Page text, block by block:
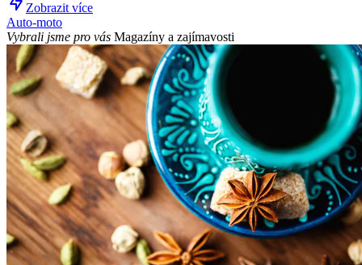
Zobrazit více
Auto-moto
Vybrali jsme pro vás Magazíny a zajímavosti